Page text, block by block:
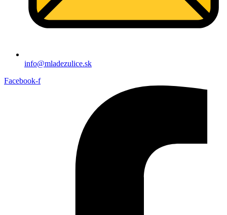
info@mladezulice.sk
Facebook-f